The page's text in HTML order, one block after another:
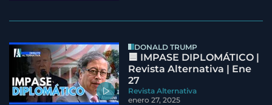
DONALD TRUMP
🟦 IMPASE DIPLOMÁTICO |
Revista Alternativa | Ene
27
Revista Alternativa
enero 27, 2025